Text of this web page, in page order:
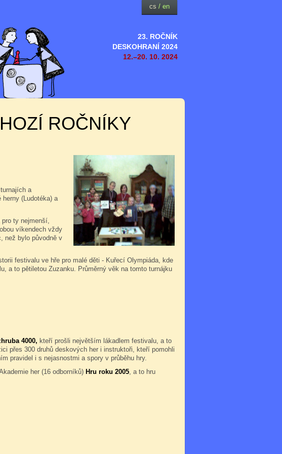
23. ROČNÍK
DESKOHRANÍ 2024
12.–20. 10. 2024
cs / en
ROČNÍKY
a
(Ludotéka) a
ty nejmenší,
víkendech vždy
než bylo původně v
festivalu ve hře pro malé děti - Kuřecí Olympiáda, kde
a to pětiletou Zuzanku. Průměrný věk na tomto turnájku
4000, kteří prošli největším lákadlem festivalu, a to
přes 300 druhů deskových her i instruktoři, kteří pomohli
pravidel i s nejasnostmi a spory v průběhu hry.
her (16 odborníků) Hru roku 2005, a to hru